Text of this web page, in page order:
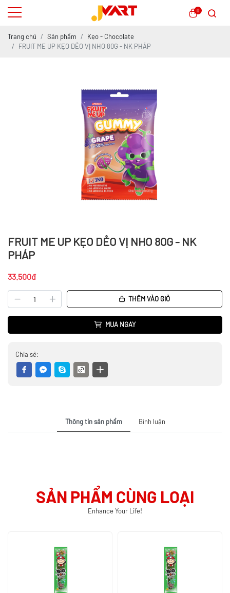
0
Trang chủ Sản phẩm
Kẹo - Chocolate
FRUIT ME UP KẸO DẺO VỊ NHO 80G - NK PHÁP
FRUIT ME UP KẸO DẺO VỊ NHO 80G - NK
PHÁP
33.500đ
THÊM VÀO GIỎ
MUA NGAY
Chia sẻ:
Thông tin sản phẩm Bình luận
SẢN PHẨM CÙNG LOẠI
Enhance Your Life!